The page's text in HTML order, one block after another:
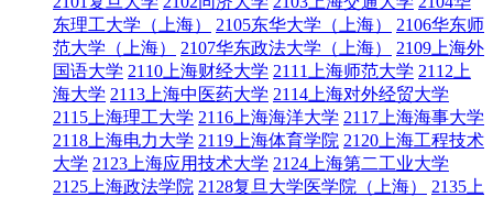
东理工大学（上海）
2105东华大学（上海）
2106华东师
范大学（上海）
2107华东政法大学（上海）
2109上海外
国语大学 2110上海财经大学 2111上海师范大学 2112上
海大学 2113上海中医药大学 2114上海对外经贸大学
2115上海理工大学 2116上海海洋大学 2117上海海事大学
2118上海电力大学 2119上海体育学院 2120上海工程技术
大学 2123上海应用技术大学 2124上海第二工业大学
2125上海政法学院 2128复旦大学医学院（上海）
2135上